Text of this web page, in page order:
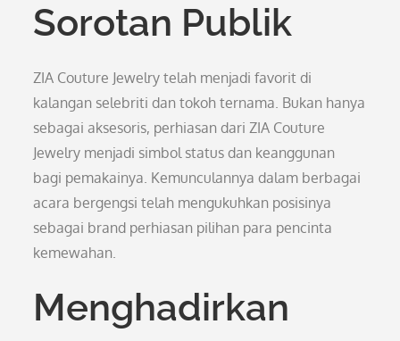
Sorotan Publik
ZIA Couture Jewelry telah menjadi favorit di
kalangan selebriti dan tokoh ternama. Bukan hanya
sebagai aksesoris, perhiasan dari ZIA Couture
Jewelry menjadi simbol status dan keanggunan
bagi pemakainya. Kemunculannya dalam berbagai
acara bergengsi telah mengukuhkan posisinya
sebagai brand perhiasan pilihan para pencinta
kemewahan.
Menghadirkan